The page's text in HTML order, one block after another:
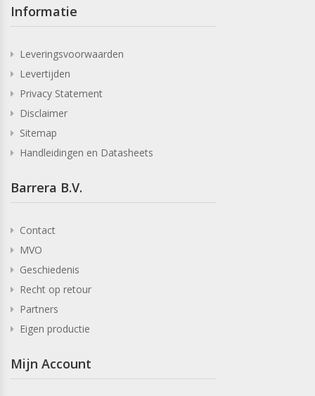
Informatie
Leveringsvoorwaarden
Levertijden
Privacy Statement
Disclaimer
Sitemap
Handleidingen en Datasheets
Barrera B.V.
Contact
MVO
Geschiedenis
Recht op retour
Partners
Eigen productie
Mijn Account